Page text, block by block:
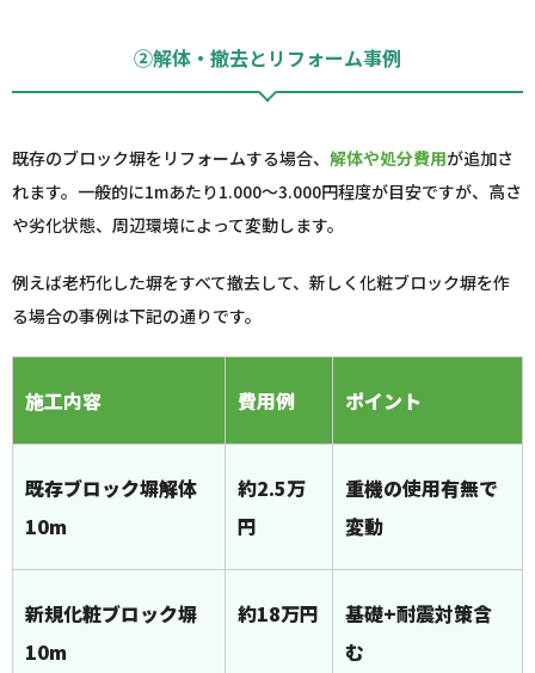
②解体・撤去とリフォーム事例
既存のブロック塀をリフォームする場合、 解体や処分費用が追加さ
れます。一般的に1mあたり1.000〜3.000円程度が目安ですが、高さ
や劣化状態、周辺環境によって変動します。
例えば老朽化した塀をすべて撤去して、新しく化粧ブロック塀を作
る場合の事例は下記の通りです。
施工内容 費用例 ポイント
既存ブロック塀解体
10m
約2.5万
円
重機の使用有無で
変動
新規化粧ブロック塀
10m
約18万円
基礎+耐震対策含
む